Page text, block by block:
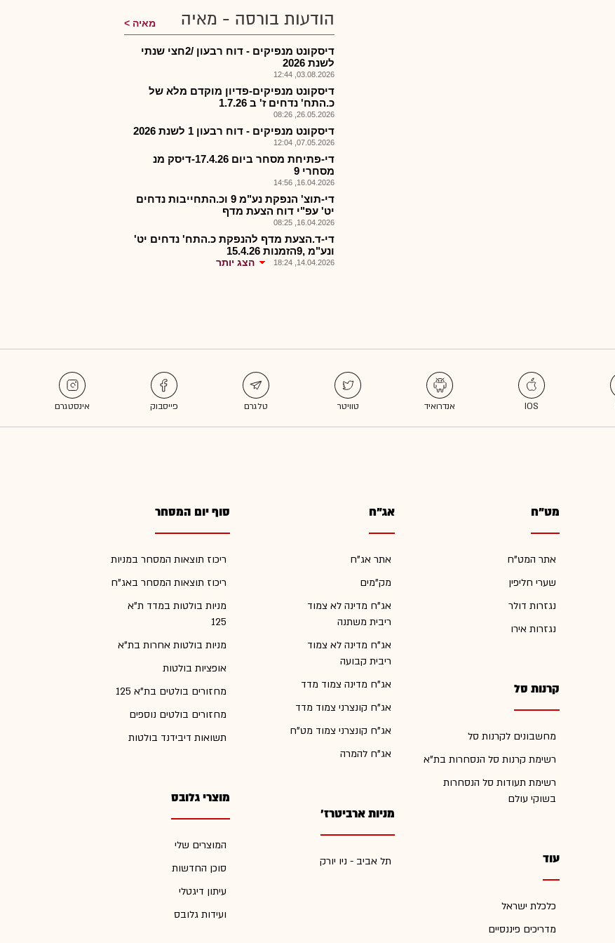
הודעות בורסה - מאיה מאיה
דיסקונט מנפיקים - דוח רבעון /2חצי שנתי
לשנת 2026
03.08.2026, 12:44
דיסקונט מנפיקים-פדיון מוקדם מלא של
כ.התח' נדחים ז' ב 1.7.26
26.05.2026, 08:26
דיסקונט מנפיקים - דוח רבעון 1 לשנת 2026
07.05.2026, 12:04
די-פתיחת מסחר ביום 17.4.26-דיסק מנ
מסחרי 9
16.04.2026, 14:56
די-תוצ' הנפקת נע"מ 9 וכ.התחייבות נדחים
יט' עפ"י דוח הצעת מדף
16.04.2026, 08:25
די-ד.הצעת מדף להנפקת כ.התח' נדחים יט'
ונע"מ ,9הזמנות 15.4.26
14.04.2026, 18:24 הצג יותר
מט"ח
אתר המט"ח
שערי חליפין
נגזרות דולר
נגזרות אירו
קרנות סל
מחשבונים לקרנות סל
רשימת קרנות סל הנסחרות בת"א
רשימת תעודות סל הנסחרות
בשוקי עולם
עוד
כלכלת ישראל
מדריכים פיננסיים
אג"ח
אתר אג"ח
מק"מים
אג"ח מדינה לא צמוד
ריבית משתנה
אג"ח מדינה לא צמוד
ריבית קבועה
אג"ח מדינה צמוד מדד
אג"ח קונצרני צמוד מדד
אג"ח קונצרני צמוד מט"ח
אג"ח להמרה
מניות ארביטרז'
תל אביב - ניו יורק
סוף יום המסחר
ריכוז תוצאות המסחר במניות
ריכוז תוצאות המסחר באג"ח
מניות בולטות במדד ת"א
125
מניות בולטות אחרות בת"א
אופציות בולטות
מחזורים בולטים בת"א 125
מחזורים בולטים נוספים
תשואות דיבידנד בולטות
מוצרי גלובס
המוצרים שלי
סוכן החדשות
עיתון דיגטלי
ועידות גלובס